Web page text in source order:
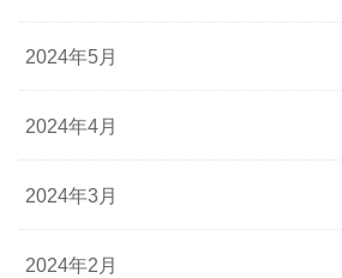
2024年5月
2024年4月
2024年3月
2024年2月